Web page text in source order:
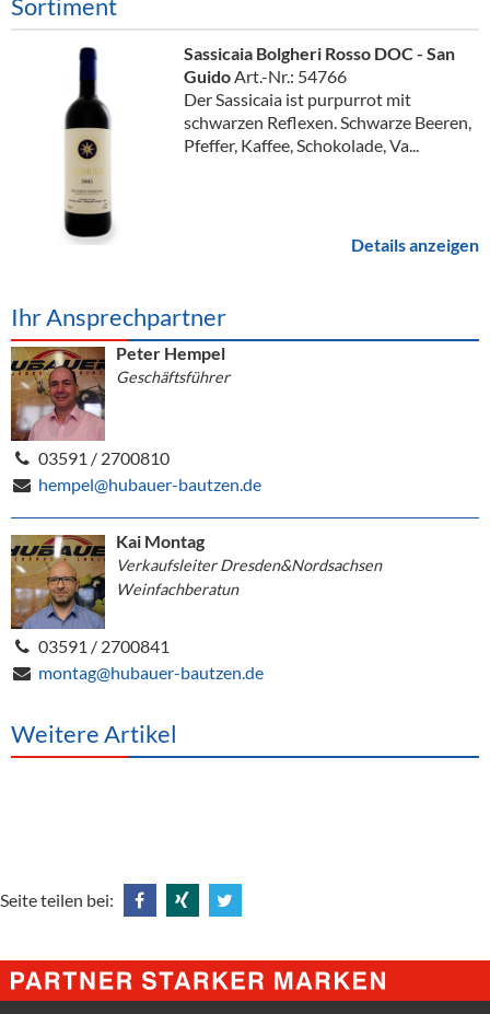
Sortiment
Sassicaia Bolgheri Rosso DOC - San
GuidoArt.-Nr.: 54766
Der Sassicaia ist purpurrot mit
schwarzen Reflexen. Schwarze Beeren,
Pfeffer, Kaffee, Schokolade, Va...
Details anzeigen
Ihr Ansprechpartner
Peter Hempel
Geschäftsführer
03591 / 2700810
hempel@hubauer-bautzen.de
Kai Montag
Verkaufsleiter Dresden&Nordsachsen
Weinfachberatun
03591 / 2700841
montag@hubauer-bautzen.de
Weitere Artikel
Seite teilen bei:
@
Facebook
@
Xing
@
Twitter